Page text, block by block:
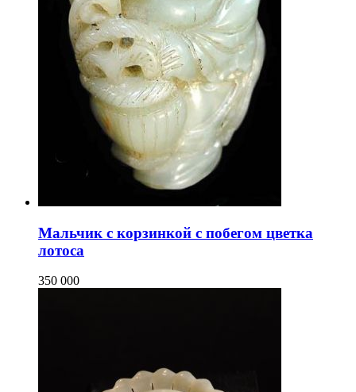
Мальчик с корзинкой с побегом цветка
лотоса
350 000